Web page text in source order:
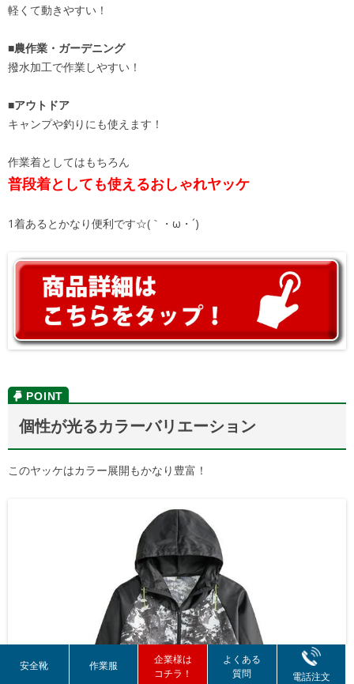
軽くて動きやすい！
■農作業・ガーデニング
撥水加工で作業しやすい！
■アウトドア
キャンプや釣りにも使えます！
作業着としてはもちろん
普段着としても使えるおしゃれヤッケ
1着あるとかなり便利です☆(｀・ω・´)ゞ
個性が光るカラーバリエーション
このヤッケはカラー展開もかなり豊富！
安全靴 作業服
企業様は
コチラ！
よくある
質問
電話注文